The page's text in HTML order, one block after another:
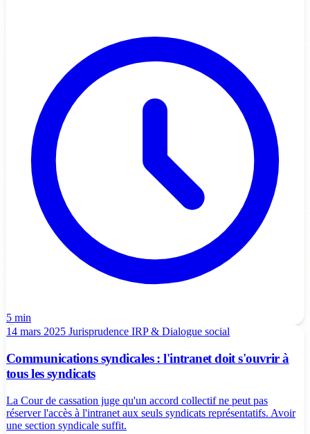
5 min
14 mars 2025 Jurisprudence IRP & Dialogue social
Communications syndicales : l'intranet doit s'ouvrir à
tous les syndicats
La Cour de cassation juge qu'un accord collectif ne peut pas
réserver l'accès à l'intranet aux seuls syndicats représentatifs. Avoir
une section syndicale suffit.